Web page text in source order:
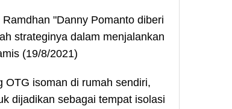
"Danny Pomanto diberi
strateginya dalam menjalankan
(19/8/2021)
OTG isoman di rumah sendiri,
dijadikan sebagai tempat isolasi